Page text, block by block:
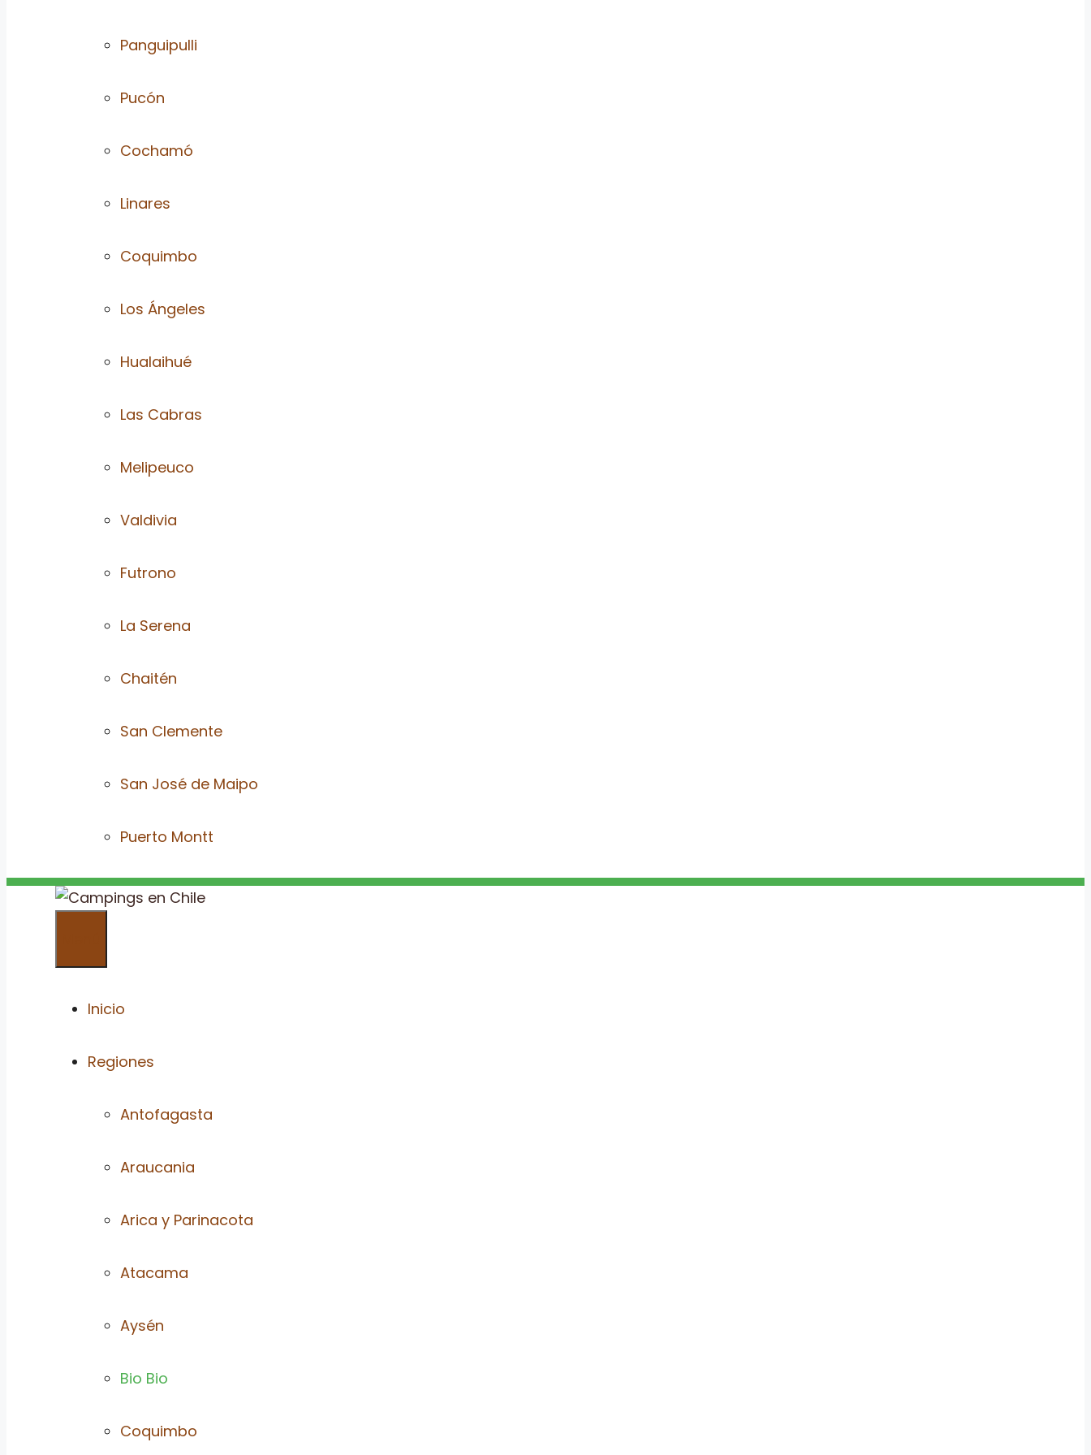
Panguipulli
Pucón
Cochamó
Linares
Coquimbo
Los Ángeles
Hualaihué
Las Cabras
Melipeuco
Valdivia
Futrono
La Serena
Chaitén
San Clemente
San José de Maipo
Puerto Montt
Inicio
Regiones
Antofagasta
Araucania
Arica y Parinacota
Atacama
Aysén
Bio Bio
Coquimbo